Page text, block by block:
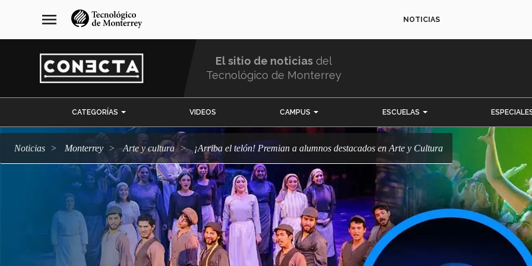
navegación
principal
menu NOTICIAS
El sitio de noticias del
Tecnológico de Monterrey
CATEGORÍAS VIDEOS CAMPUS ESCUELAS
Noticias Monterrey arte y cultura ¡Arriba el telón! Premian a alumnos destacados en Arte y Cultura